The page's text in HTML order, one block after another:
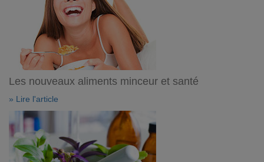
Les nouveaux aliments minceur et santé
» Lire l'article